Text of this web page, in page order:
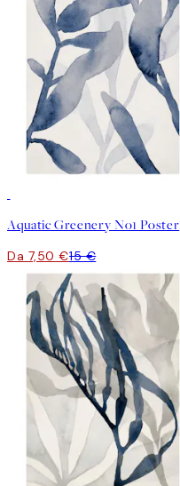
Aquatic Greenery No1 Poster
Da 7,50 €15 €